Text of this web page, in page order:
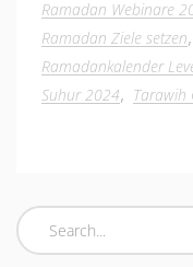
Ramadan Webinare
Ramadan Ziele setzen,
Ramadankalender
Suhur 2024, Tarawih